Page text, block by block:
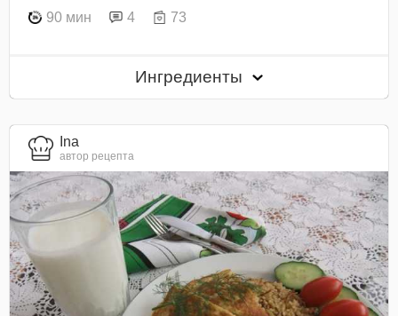
90 мин 4 73
Ингредиенты
Ina
автор рецепта